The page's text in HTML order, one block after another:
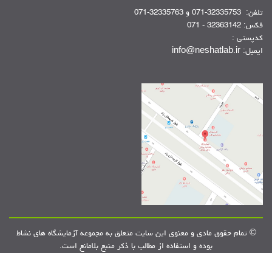
تلفن: 32335753-071 و 32335763-071
فکس: 32363142 - 071
کدپستی :
ایمیل: info@neshatlab.ir
© تمام حقوق مادی و معنوی این سایت متعلق به مجموعه آزمایشگاه های نشاط
بوده و استفاده از مطالب با ذکر منبع بلامانع است.